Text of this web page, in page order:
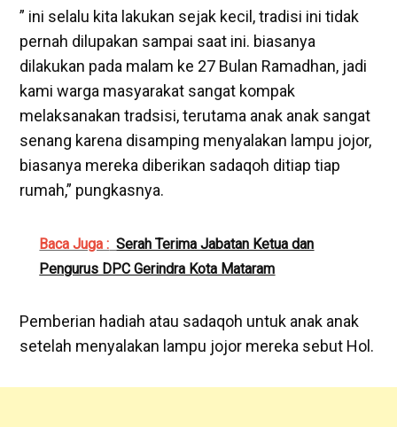
” ini selalu kita lakukan sejak kecil, tradisi ini tidak
pernah dilupakan sampai saat ini. biasanya
dilakukan pada malam ke 27 Bulan Ramadhan, jadi
kami warga masyarakat sangat kompak
melaksanakan tradsisi, terutama anak anak sangat
senang karena disamping menyalakan lampu jojor,
biasanya mereka diberikan sadaqoh ditiap tiap
rumah,” pungkasnya.
Baca Juga : Serah Terima Jabatan Ketua dan
Pengurus DPC Gerindra Kota Mataram
Pemberian hadiah atau sadaqoh untuk anak anak
setelah menyalakan lampu jojor mereka sebut Hol.